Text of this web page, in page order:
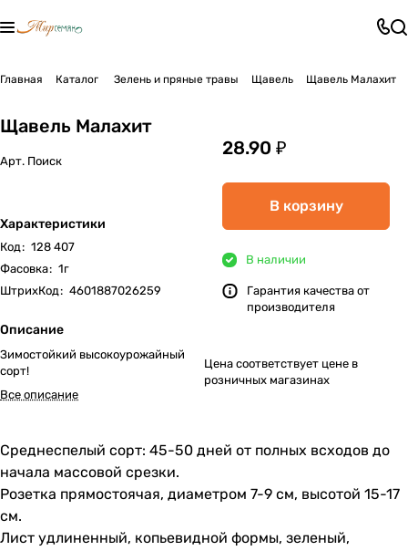
Главная Каталог Зелень и пряные травы Щавель Щавель Малахит
Щавель Малахит
Арт. Поиск
Характеристики
Код: 128 407
Фасовка: 1г
ШтрихКод: 4601887026259
Описание
Зимостойкий высокоурожайный
сорт!
Все описание
28.90 ₽
В корзину
В наличии
Гарантия качества от
производителя
Цена соответствует цене в
розничных магазинах
Среднеспелый сорт: 45-50 дней от полных всходов до
начала массовой срезки.
Розетка прямостоячая, диаметром 7-9 см, высотой 15-17
см.
Лист удлиненный, копьевидной формы, зеленый,